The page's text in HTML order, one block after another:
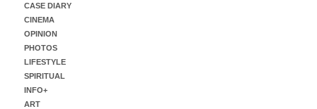
CASE DIARY
CINEMA
OPINION
PHOTOS
LIFESTYLE
SPIRITUAL
INFO+
ART